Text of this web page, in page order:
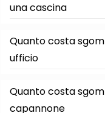
una cascina
Quanto costa
ufficio
Quanto costa
capannone